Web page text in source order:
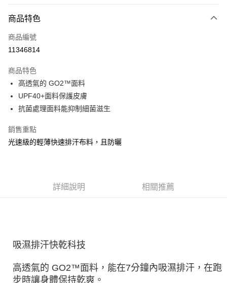
信用卡一次付款
ATM付款
運送方式
宅配
每筆NT$100，滿NT$3,500(含以上)免運費
商品特色
商品編號
11346814
商品特色
高透氣的 GO2™面料
UPF40+面料保護皮膚
抗菌處理面料能抑制細菌滋生
銷售重點
光速級的輕薄快速排汗布料，且防曬
詳細說明 相關推薦
吸濕排汗快乾科技
高透氣的 GO2™面料，能在7分鐘內吸濕排汗，在跑
步時讓身體保持乾爽。